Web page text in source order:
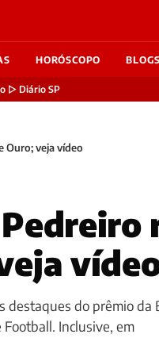
HORÓSCOPO BLOGS
▷ Diário SP
Ouro; veja vídeo
destaques do prêmio da
Inclusive, em